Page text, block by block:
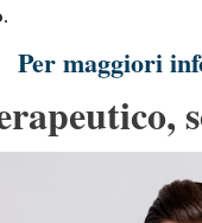
.
Per maggiori